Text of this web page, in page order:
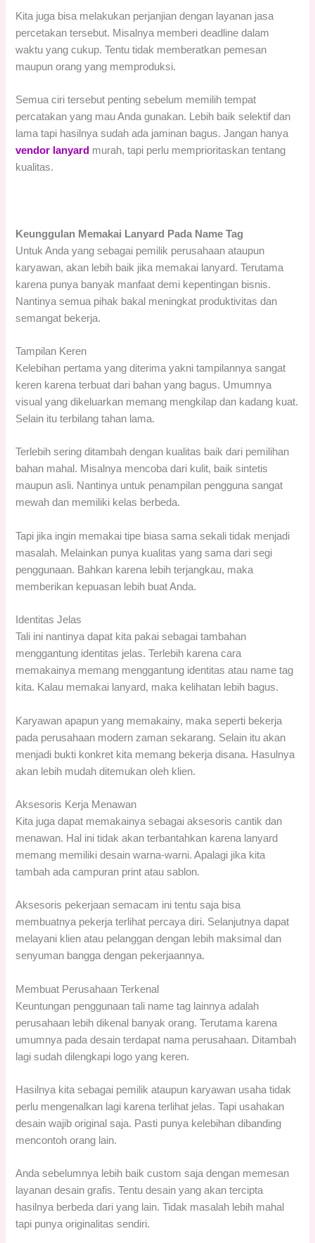
Kita juga bisa melakukan perjanjian dengan layanan jasa
percetakan tersebut. Misalnya memberi deadline dalam
waktu yang cukup. Tentu tidak memberatkan pemesan
maupun orang yang memproduksi.
Semua ciri tersebut penting sebelum memilih tempat
percatakan yang mau Anda gunakan. Lebih baik selektif dan
lama tapi hasilnya sudah ada jaminan bagus. Jangan hanya
vendor lanyard murah, tapi perlu memprioritaskan tentang
kualitas.
Keunggulan Memakai Lanyard Pada Name Tag
Untuk Anda yang sebagai pemilik perusahaan ataupun
karyawan, akan lebih baik jika memakai lanyard. Terutama
karena punya banyak manfaat demi kepentingan bisnis.
Nantinya semua pihak bakal meningkat produktivitas dan
semangat bekerja.
Tampilan Keren
Kelebihan pertama yang diterima yakni tampilannya sangat
keren karena terbuat dari bahan yang bagus. Umumnya
visual yang dikeluarkan memang mengkilap dan kadang kuat.
Selain itu terbilang tahan lama.
Terlebih sering ditambah dengan kualitas baik dari pemilihan
bahan mahal. Misalnya mencoba dari kulit, baik sintetis
maupun asli. Nantinya untuk penampilan pengguna sangat
mewah dan memiliki kelas berbeda.
Tapi jika ingin memakai tipe biasa sama sekali tidak menjadi
masalah. Melainkan punya kualitas yang sama dari segi
penggunaan. Bahkan karena lebih terjangkau, maka
memberikan kepuasan lebih buat Anda.
Identitas Jelas
Tali ini nantinya dapat kita pakai sebagai tambahan
menggantung identitas jelas. Terlebih karena cara
memakainya memang menggantung identitas atau name tag
kita. Kalau memakai lanyard, maka kelihatan lebih bagus.
Karyawan apapun yang memakainy, maka seperti bekerja
pada perusahaan modern zaman sekarang. Selain itu akan
menjadi bukti konkret kita memang bekerja disana. Hasulnya
akan lebih mudah ditemukan oleh klien.
Aksesoris Kerja Menawan
Kita juga dapat memakainya sebagai aksesoris cantik dan
menawan. Hal ini tidak akan terbantahkan karena lanyard
memang memiliki desain warna-warni. Apalagi jika kita
tambah ada campuran print atau sablon.
Aksesoris pekerjaan semacam ini tentu saja bisa
membuatnya pekerja terlihat percaya diri. Selanjutnya dapat
melayani klien atau pelanggan dengan lebih maksimal dan
senyuman bangga dengan pekerjaannya.
Membuat Perusahaan Terkenal
Keuntungan penggunaan tali name tag lainnya adalah
perusahaan lebih dikenal banyak orang. Terutama karena
umumnya pada desain terdapat nama perusahaan. Ditambah
lagi sudah dilengkapi logo yang keren.
Hasilnya kita sebagai pemilik ataupun karyawan usaha tidak
perlu mengenalkan lagi karena terlihat jelas. Tapi usahakan
desain wajib original saja. Pasti punya kelebihan dibanding
mencontoh orang lain.
Anda sebelumnya lebih baik custom saja dengan memesan
layanan desain grafis. Tentu desain yang akan tercipta
hasilnya berbeda dari yang lain. Tidak masalah lebih mahal
tapi punya originalitas sendiri.